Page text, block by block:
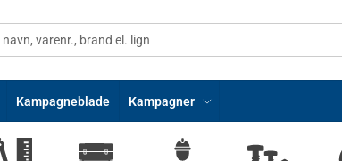
Kampagneblade Kampagner